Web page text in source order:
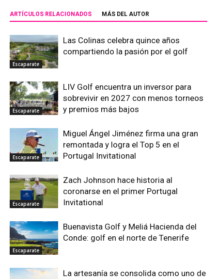
ARTÍCULOS RELACIONADOS MÁS DEL AUTOR
Escaparate
Las Colinas celebra quince años
compartiendo la pasión por el golf
Escaparate
LIV Golf encuentra un inversor para
sobrevivir en 2027 con menos torneos
y premios más bajos
Escaparate
Miguel Ángel Jiménez firma una gran
remontada y logra el Top 5 en el
Portugal Invitational
Escaparate
Zach Johnson hace historia al
coronarse en el primer Portugal
Invitational
Escaparate
Buenavista Golf y Meliá Hacienda del
Conde: golf en el norte de Tenerife
La artesanía se consolida como uno de